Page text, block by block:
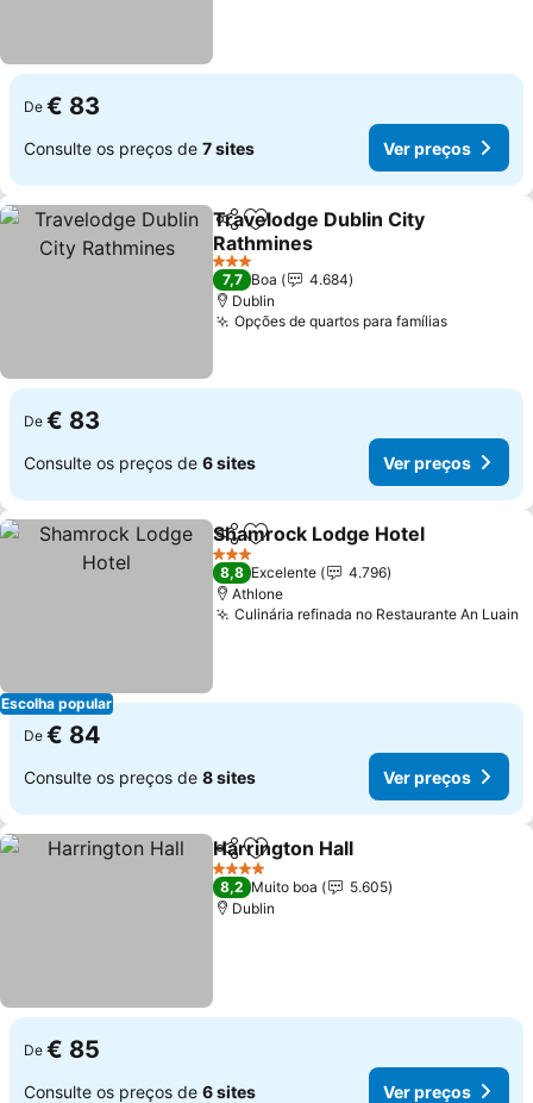
De € 83
Consulte os preços de 7 sites Ver preços
PartilharAdicionar aos favoritos
Travelodge Dublin City
Rathmines
3 Estrelas
7,7 Boa
4.684
Dublin
Opções de quartos para famílias
De € 83
Consulte os preços de 6 sites Ver preços
Escolha popular
PartilharAdicionar aos favoritos
Shamrock Lodge Hotel
3 Estrelas
8,8 Excelente
4.796
Athlone
Culinária refinada no Restaurante An Luain
De € 84
Consulte os preços de 8 sites Ver preços
PartilharAdicionar aos favoritos
Harrington Hall
4 Estrelas
8,2 Muito boa
5.605
Dublin
De € 85
Consulte os preços de 6 sites Ver preços